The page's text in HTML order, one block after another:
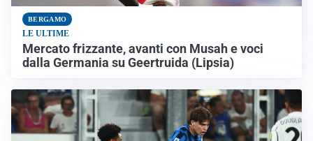
BERGAMO
LE ULTIME
Mercato frizzante, avanti con Musah e voci
dalla Germania su Geertruida (Lipsia)